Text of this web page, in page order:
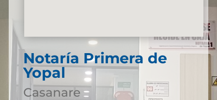
Notaría Primera de
Yopal
Casanare